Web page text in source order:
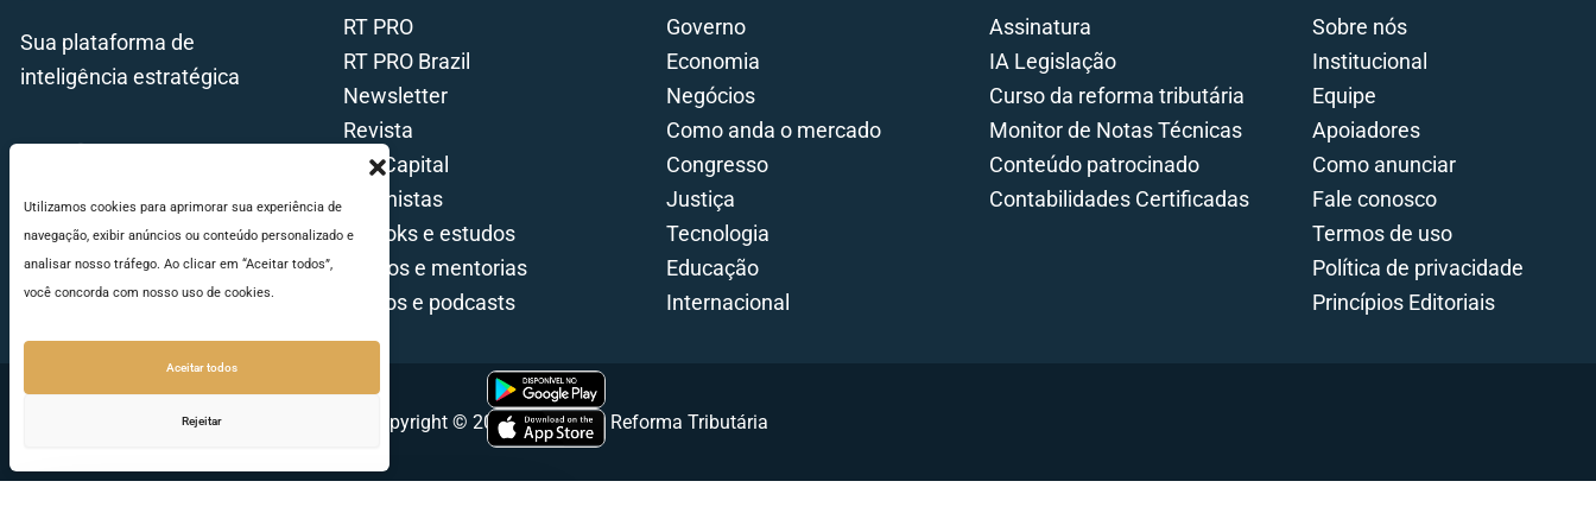
Utilizamos cookies para aprimorar sua experiência de
navegação, exibir anúncios ou conteúdo personalizado e
analisar nosso tráfego. Ao clicar em “Aceitar todos”,
você concorda com nosso uso de cookies.
Aceitar todos
Rejeitar
Sua plataforma de
inteligência estratégica
RT PRO
RT PRO Brazil
Newsletter
Revista
Tax Capital
Colunistas
E-books e estudos
Cursos e mentorias
Vídeos e podcasts
Governo
Economia
Negócios
Como anda o mercado
Congresso
Justiça
Tecnologia
Educação
Internacional
Assinatura
IA Legislação
Curso da reforma tributária
Monitor de Notas Técnicas
Conteúdo patrocinado
Contabilidades Certificadas
Sobre nós
Institucional
Equipe
Apoiadores
Como anunciar
Fale conosco
Termos de uso
Política de privacidade
Princípios Editoriais
Copyright © 2026 - Portal da Reforma Tributária